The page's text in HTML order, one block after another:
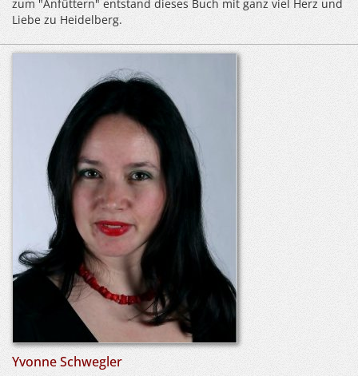
zum "Anfüttern" entstand dieses Buch mit ganz viel Herz und
Liebe zu Heidelberg.
Yvonne Schwegler